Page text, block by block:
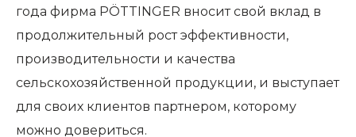
года фирма PÖTTINGER вносит свой вклад в
продолжительный рост эффективности,
производительности и качества
сельскохозяйственной продукции, и выступает
для своих клиентов партнером, которому
можно довериться.